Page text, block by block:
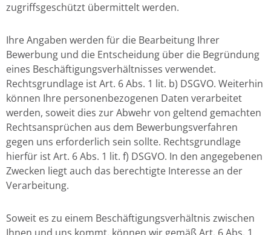
zugriffsgeschützt übermittelt werden.
Ihre Angaben werden für die Bearbeitung Ihrer
Bewerbung und die Entscheidung über die Begründung
eines Beschäftigungsverhältnisses verwendet.
Rechtsgrundlage ist Art. 6 Abs. 1 lit. b) DSGVO. Weiterhin
können Ihre personenbezogenen Daten verarbeitet
werden, soweit dies zur Abwehr von geltend gemachten
Rechtsansprüchen aus dem Bewerbungsverfahren
gegen uns erforderlich sein sollte. Rechtsgrundlage
hierfür ist Art. 6 Abs. 1 lit. f) DSGVO. In den angegebenen
Zwecken liegt auch das berechtigte Interesse an der
Verarbeitung.
Soweit es zu einem Beschäftigungsverhältnis zwischen